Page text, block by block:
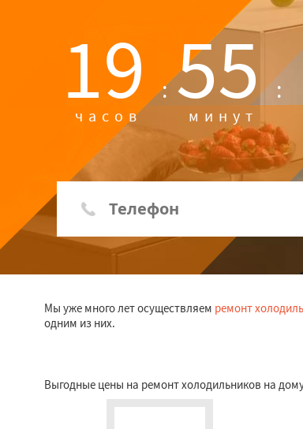
19 :
часов 55 :
минут
Мы уже много лет осуществляем ремонт
одним из них.
Выгодные цены на ремонт холодильников на